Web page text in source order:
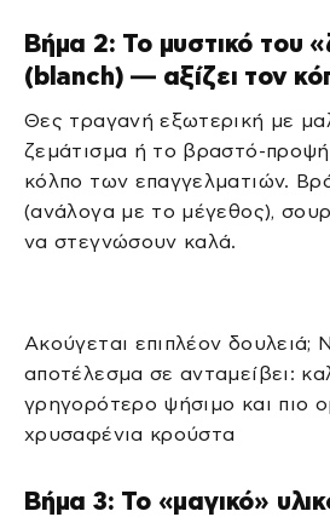
Βήμα 2: Το μυστικό του
(blanch) — αξίζει τον
Θες τραγανή εξωτερική με
ζεμάτισμα ή το βραστό-
κόλπο των επαγγελματιών.
(ανάλογα με το μέγεθος),
να στεγνώσουν καλά.
Ακούγεται επιπλέον δουλειά;
αποτέλεσμα σε ανταμείβει:
γρηγορότερο ψήσιμο και πιο
χρυσαφένια κρούστα
Βήμα 3: Το «μαγικό»